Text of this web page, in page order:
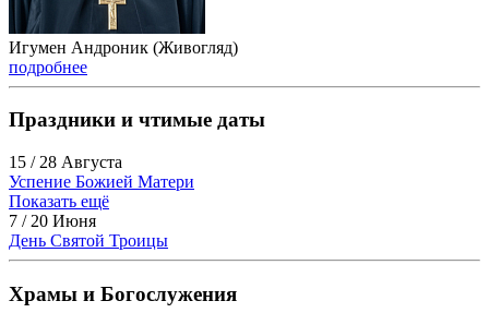
Игумен Андроник (Живогляд)
подробнее
Праздники и чтимые даты
15 / 28 Августа
Успение Божией Матери
Показать ещё
7 / 20 Июня
День Святой Троицы
Храмы и Богослужения